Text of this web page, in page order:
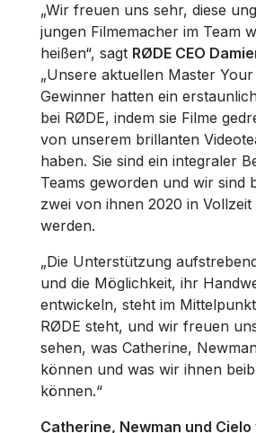
„Wir freuen uns sehr, diese
jungen Filmemacher im Team
heißen“, sagt RØDE CEO
„Unsere aktuellen Master
Gewinner hatten ein
bei RØDE, indem sie Filme
von unserem brillanten
haben. Sie sind ein integraler
Teams geworden und wir sind
zwei von ihnen 2020 in
werden.
„Die Unterstützung
und die Möglichkeit, ihr
entwickeln, steht im
RØDE steht, und wir freuen
sehen, was Catherine,
können und was wir ihnen
können.“
Catherine, Newman und